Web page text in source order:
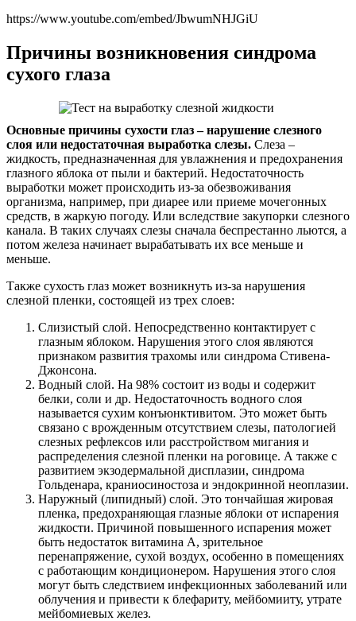
https://www.youtube.com/embed/JbwumNHJGiU
Причины возникновения синдрома
сухого глаза
Основные причины сухости глаз – нарушение слезного
слоя или недостаточная выработка слезы. Слеза –
жидкость, предназначенная для увлажнения и предохранения
глазного яблока от пыли и бактерий. Недостаточность
выработки может происходить из-за обезвоживания
организма, например, при диарее или приеме мочегонных
средств, в жаркую погоду. Или вследствие закупорки слезного
канала. В таких случаях слезы сначала беспрестанно льются, а
потом железа начинает вырабатывать их все меньше и
меньше.
Также сухость глаз может возникнуть из-за нарушения
слезной пленки, состоящей из трех слоев:
Слизистый слой. Непосредственно контактирует с
глазным яблоком. Нарушения этого слоя являются
признаком развития трахомы или синдрома Стивена-
Джонсона.
Водный слой. На 98% состоит из воды и содержит
белки, соли и др. Недостаточность водного слоя
называется сухим конъюнктивитом. Это может быть
связано с врожденным отсутствием слезы, патологией
слезных рефлексов или расстройством мигания и
распределения слезной пленки на роговице. А также с
развитием экзодермальной дисплазии, синдрома
Гольденара, краниосиностоза и эндокринной неоплазии.
Наружный (липидный) слой. Это тончайшая жировая
пленка, предохраняющая глазные яблоки от испарения
жидкости. Причиной повышенного испарения может
быть недостаток витамина А, зрительное
перенапряжение, сухой воздух, особенно в помещениях
с работающим кондиционером. Нарушения этого слоя
могут быть следствием инфекционных заболеваний или
облучения и привести к блефариту, мейбомииту, утрате
мейбомиевых желез.